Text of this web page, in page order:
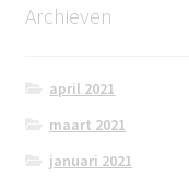
Archieven
april 2021
maart 2021
januari 2021